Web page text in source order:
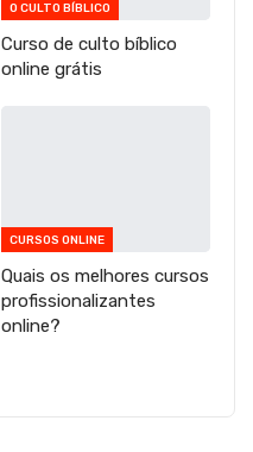
O CULTO BÍBLICO
Curso de culto bíblico
online grátis
CURSOS ONLINE
Quais os melhores cursos
profissionalizantes
online?